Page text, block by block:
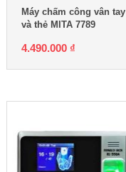
Máy chấm công vân tay
và thẻ MITA 7789
4.490.000 ₫